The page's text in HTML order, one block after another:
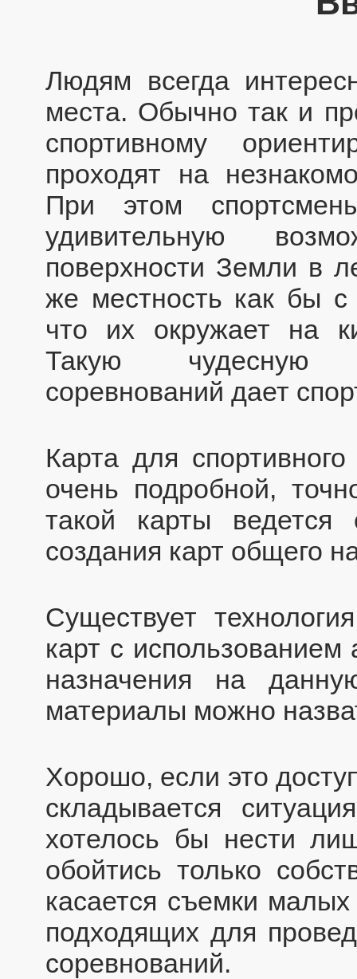
Людям всегда
места. Обычно так и
спортивному
проходят на
При этом
удивительную
поверхности Земли в
же местность как бы
что их окружает на
Такую чудесную
соревнований дает
Карта для
очень подробной,
такой карты ведется
создания карт общего
Существует
карт с использованием
назначения на
материалы можно
Хорошо, если это
складывается
хотелось бы нести
обойтись только
касается съемки
подходящих для
соревнований.